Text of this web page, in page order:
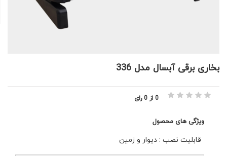
بخاری برقی آبسال مدل 336
0 از 0 رای
ویژگی های محصول
قابلیت نصب : دیوار و زمین